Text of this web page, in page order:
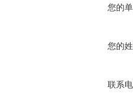
您的
您的
联系